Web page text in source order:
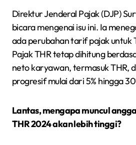
Direktur Jenderal Pajak (DJP)
bicara mengenai isu ini. Ia
ada perubahan tarif pajak untuk
Pajak THR tetap dihitung
neto karyawan, termasuk THR,
progresif mulai dari 5% hingga
Lantas, mengapa muncul
THR 2024 akan lebih tinggi?